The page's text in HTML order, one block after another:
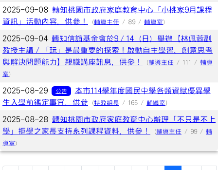
2025-09-08 轉知桃園市政府家庭教育中心「小桃家9月課程
資訊」活動內容，供參！
(輔導主任 / 89 / 輔導室)
2025-09-04 轉知信誼基金會於9／14（日）舉辦【林佩蓉副
教授主講／「玩」是最重要的探索！啟動自主學習、創意思考
與解決問題能力】親職講座訊息，供參！
(輔導主任 / 111 / 輔導
室)
2025-08-29 公告
本市114學年度國民中學各類資賦優異學
生入學前鑑定事宜，供參
(特教組長 / 165 / 輔導室)
2025-08-28 轉知桃園市政府家庭教育中心辦理「不只是不上
學」拒學之家長支持系列課程資料，供參！
(輔導主任 / 99 / 輔
導室)